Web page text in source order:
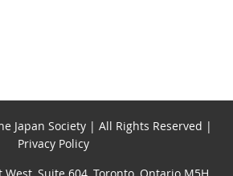
Japan Society | All Rights Reserved |
Privacy Policy